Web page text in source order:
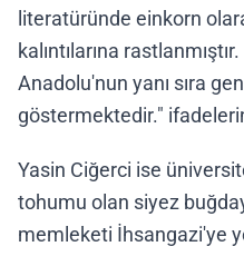
literatüründe einkorn
kalıntılarına
Anadolu'nun yanı sıra
göstermektedir."
Yasin Ciğerci ise
tohumu olan siyez
memleketi İhsangazi'ye